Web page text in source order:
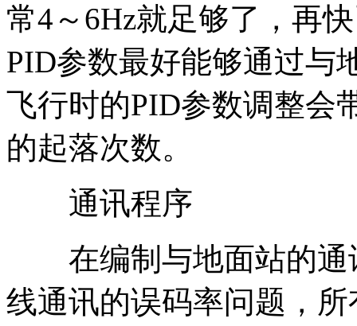
常4～6Hz就足够了，再
PID参数最好能够通过与
飞行时的PID参数调整会
的起落次数。
通讯程序
在编制与地面站的通
线通讯的误码率问题，